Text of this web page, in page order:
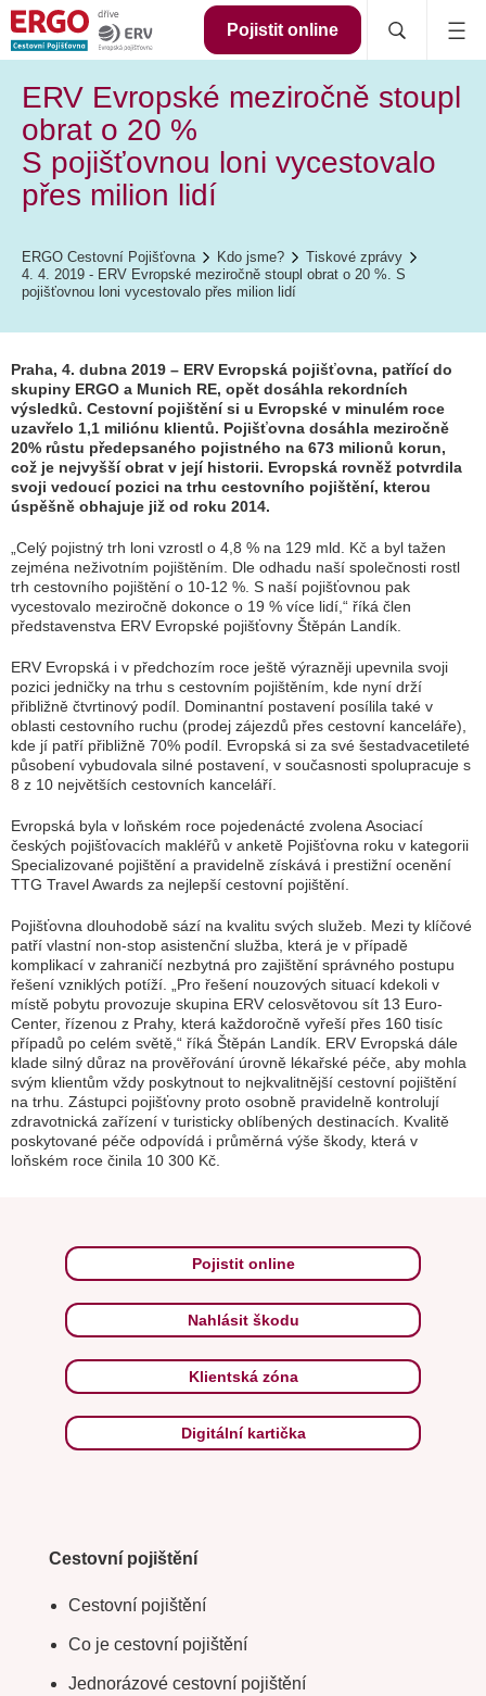
Pojistit online
ERV Evropské meziročně stoupl
obrat o 20 %
S pojišťovnou loni vycestovalo
přes milion lidí
ERGO Cestovní Pojišťovna Kdo jsme?
Tiskové zprávy
4. 4. 2019 - ERV Evropské meziročně stoupl obrat o 20 %. S
pojišťovnou loni vycestovalo přes milion lidí
Praha, 4. dubna 2019 – ERV Evropská pojišťovna, patřící do
skupiny ERGO a Munich RE, opět dosáhla rekordních
výsledků. Cestovní pojištění si u Evropské v minulém roce
uzavřelo 1,1 miliónu klientů. Pojišťovna dosáhla meziročně
20% růstu předepsaného pojistného na 673 milionů korun,
což je nejvyšší obrat v její historii. Evropská rovněž potvrdila
svoji vedoucí pozici na trhu cestovního pojištění, kterou
úspěšně obhajuje již od roku 2014.
„Celý pojistný trh loni vzrostl o 4,8 % na 129 mld. Kč a byl tažen
zejména neživotním pojištěním. Dle odhadu naší společnosti rostl
trh cestovního pojištění o 10-12 %. S naší pojišťovnou pak
vycestovalo meziročně dokonce o 19 % více lidí,“ říká člen
představenstva ERV Evropské pojišťovny Štěpán Landík.
ERV Evropská i v předchozím roce ještě výrazněji upevnila svoji
pozici jedničky na trhu s cestovním pojištěním, kde nyní drží
přibližně čtvrtinový podíl. Dominantní postavení posílila také v
oblasti cestovního ruchu (prodej zájezdů přes cestovní kanceláře),
kde jí patří přibližně 70% podíl. Evropská si za své šestadvacetileté
působení vybudovala silné postavení, v současnosti spolupracuje s
8 z 10 největších cestovních kanceláří.
Evropská byla v loňském roce pojedenácté zvolena Asociací
českých pojišťovacích makléřů v anketě Pojišťovna roku v kategorii
Specializované pojištění a pravidelně získává i prestižní ocenění
TTG Travel Awards za nejlepší cestovní pojištění.
Pojišťovna dlouhodobě sází na kvalitu svých služeb. Mezi ty klíčové
patří vlastní non-stop asistenční služba, která je v případě
komplikací v zahraničí nezbytná pro zajištění správného postupu
řešení vzniklých potíží.
„Pro řešení nouzových situací kdekoli v
místě pobytu provozuje skupina ERV celosvětovou sít 13 Euro-
Center, řízenou z Prahy, která každoročně vyřeší přes 160 tisíc
případů po celém světě,“ říká Štěpán Landík. ERV Evropská dále
klade silný důraz na prověřování úrovně lékařské péče, aby mohla
svým klientům vždy poskytnout to nejkvalitnější cestovní pojištění
na trhu. Zástupci pojišťovny proto osobně pravidelně kontrolují
zdravotnická zařízení v turisticky oblíbených destinacích. Kvalitě
poskytované péče odpovídá i průměrná výše škody, která v
loňském roce činila 10 300 Kč.
Pojistit online
Nahlásit škodu
Klientská zóna
Digitální kartička
Cestovní pojištění
Cestovní pojištění
Co je cestovní pojištění
Jednorázové cestovní pojištění